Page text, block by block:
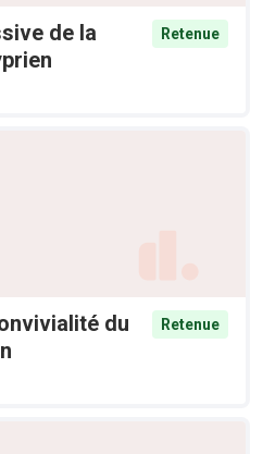
de la
Retenue
du
Retenue